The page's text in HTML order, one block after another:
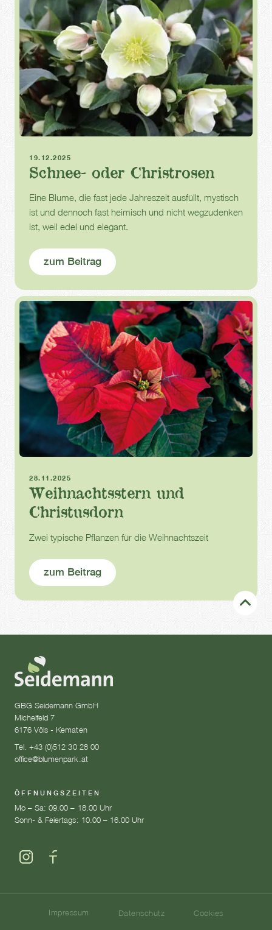
19.12.2025
Schnee- oder Christrosen
Eine Blume, die fast jede Jahreszeit ausfüllt, mystisch
ist und dennoch fast heimisch und nicht wegzudenken
ist, weil edel und elegant.
zum Beitrag
28.11.2025
Weihnachtsstern und
Christusdorn
Zwei typische Pflanzen für die Weihnachtszeit
zum Beitrag
GBG Seidemann GmbH
Michelfeld 7
6176 Völs - Kematen
Tel. +43 (0)512 30 28 00
office@blumenpark.at
ÖFFNUNGSZEITEN
Mo – Sa: 09.00 – 18.00 Uhr
Sonn- & Feiertags: 10.00 – 16.00 Uhr
Impressum Datenschutz Cookies